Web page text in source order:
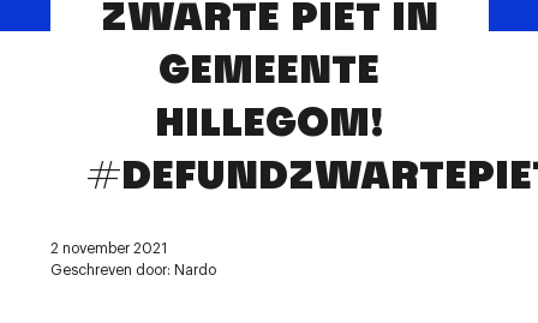
ContactZWARTE PIET IN
GEMEENTE
HILLEGOM!
2 november 2021
Geschreven door: Nardo